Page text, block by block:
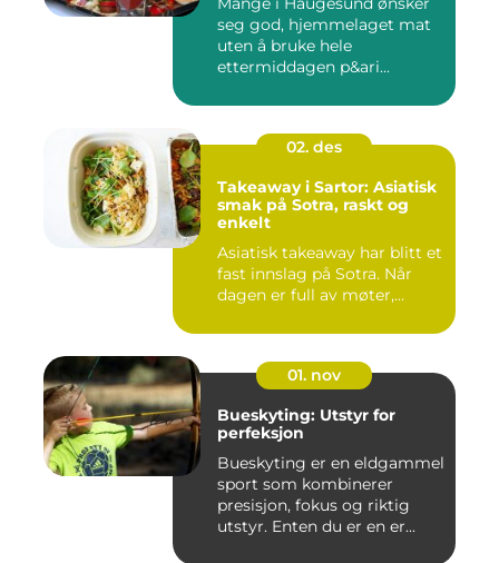
seg god, hjemmelaget mat
uten å bruke hele
ettermiddagen p&ari...
02. des
Takeaway i Sartor: Asiatisk
smak på Sotra, raskt og
enkelt
Asiatisk takeaway har blitt et
fast innslag på Sotra. Når
dagen er full av møter,...
01. nov
Bueskyting: Utstyr for
perfeksjon
Bueskyting er en eldgammel
sport som kombinerer
presisjon, fokus og riktig
utstyr. Enten du er en er...